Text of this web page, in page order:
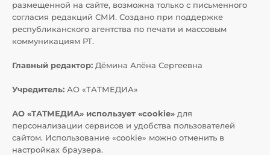
размещенной на сайте, возможна только с письменного
согласия редакций СМИ. Создано при поддержке
республиканского агентства по печати и массовым
коммуникациям РТ.
Главный редактор: Дёмина Алёна Сергеевна
Учредитель: АО «ТАТМЕДИА»
АО «ТАТМЕДИА» использует «cookie» для
персонализации сервисов и удобства пользователей
сайтом. Использование «cookie» можно отменить в
настройках браузера.